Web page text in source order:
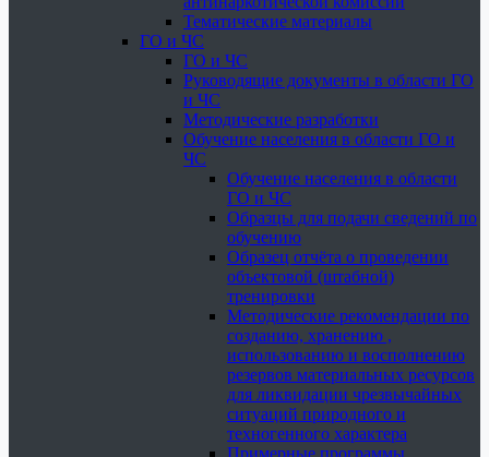
Тематические материалы
ГО и ЧС
ГО и ЧС
Руководящие документы в области ГО
и ЧС
Методические разработки
Обучение населения в области ГО и
ЧС
Обучение населения в области
ГО и ЧС
Образцы для подачи сведений по
обучению
Образец отчёта о проведении
объектовой (штабной)
тренировки
Методические рекомендации по
созданию, хранению ,
использованию и восполнению
резервов материальных ресурсов
для ликвидации чрезвычайных
ситуаций природного и
техногенного характера
Примерные программы